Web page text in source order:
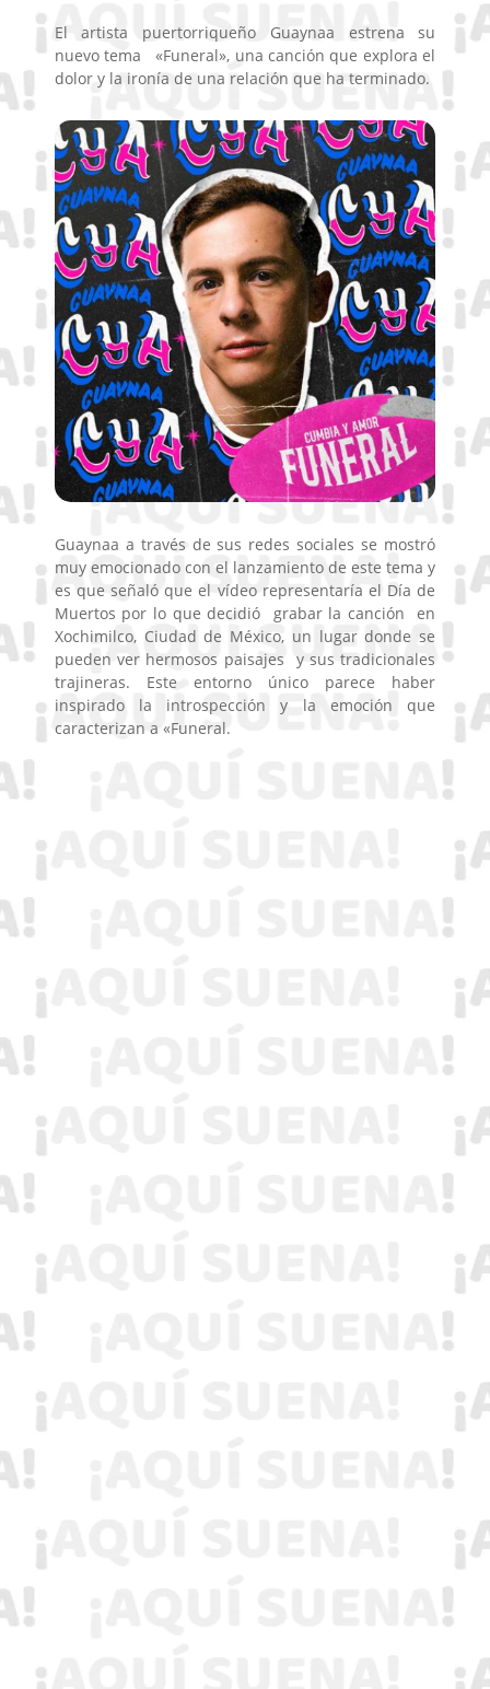
El artista puertorriqueño Guaynaa estrena su
nuevo tema «Funeral», una canción que explora el
dolor y la ironía de una relación que ha terminado.
Guaynaa a través de sus redes sociales se mostró
muy emocionado con el lanzamiento de este tema y
es que señaló que el vídeo representaría el Día de
Muertos por lo que decidió grabar la canción en
Xochimilco, Ciudad de México, un lugar donde se
pueden ver hermosos paisajes y sus tradicionales
trajineras. Este entorno único parece haber
inspirado la introspección y la emoción que
caracterizan a «Funeral.